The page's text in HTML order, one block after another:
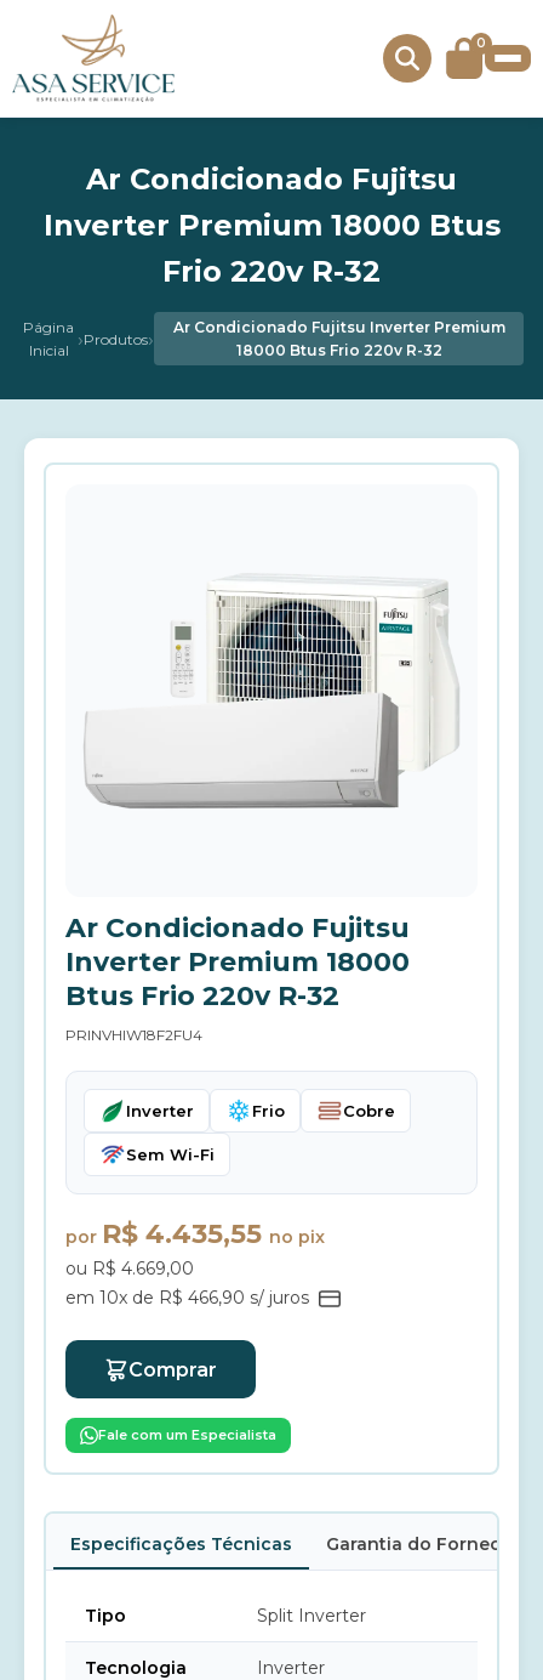
0
Ar Condicionado Fujitsu
Inverter Premium 18000 Btus
Frio 220v R-32
Página
Inicial ›Produtos›
Ar Condicionado Fujitsu Inverter Premium
18000 Btus Frio 220v R-32
Ar Condicionado Fujitsu
Inverter Premium 18000
Btus Frio 220v R-32
PRINVHIW18F2FU4
Inverter Frio Cobre
Sem Wi-Fi
por R$ 4.435,55 no pix
ou R$ 4.669,00
em 10x de R$ 466,90 s/ juros
Comprar
Fale com um Especialista
Especificações Técnicas Garantia do Fornecedor
Tipo Split Inverter
Tecnologia Inverter